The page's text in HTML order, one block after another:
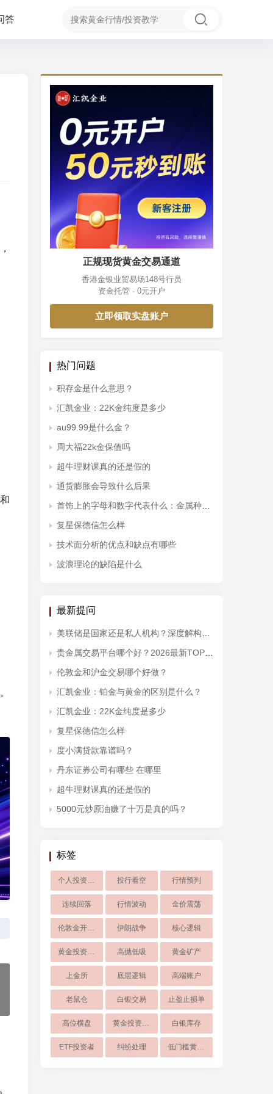
答
正规现货黄金交易通道
香港金银业贸易场148号行员
资金托管 · 0元开户
立即领取实盘账户
热门问题
积存金是什么意思？
汇凯金业：22K金纯度是多少
au99.99是什么金？
周大福22k金保值吗
超牛理财课真的还是假的
通货膨胀会导致什么后果
首饰上的字母和数字代表什么：金属种类和纯度
复星保德信怎么样
技术面分析的优点和缺点有哪些
波浪理论的缺陷是什么
最新提问
美联储是国家还是私人机构？深度解构其对黄金投资开户的宏观影响
贵金属交易平台哪个好？2026最新TOP10排行榜权威发布
伦敦金和沪金交易哪个好做？
汇凯金业：铂金与黄金的区别是什么？
汇凯金业：22K金纯度是多少
复星保德信怎么样
度小满贷款靠谱吗？
丹东证券公司有哪些 在哪里
超牛理财课真的还是假的
5000元炒原油赚了十万是真的吗？
标签
个人投资选择 投行看空 行情预判
连续回落 行情波动 金价震荡
伦敦金开户交易 伊朗战争 核心逻辑
黄金投资品种对比 高抛低吸 黄金矿产
上金所 底层逻辑 高端账户
老鼠仓 白银交易 止盈止损单
高位横盘 黄金投资风控 白银库存
ETF投资者 纠纷处理 低门槛黄金投资